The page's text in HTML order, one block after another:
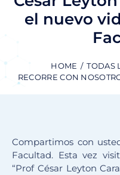
el nuevo
HOME TODAS
RECORRE CON
Compartimos con
Facultad. Esta vez
“Prof César Leyton